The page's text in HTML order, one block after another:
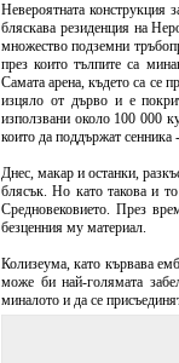
Невероятната конструкция
бляскава резиденция на
множество подземни
през които тълпите са
Самата арена, където са се
изцяло от дърво и е
използвани около 100 000
които да поддържат сенника
Днес, макар и останки,
блясък. Но като такова и
Средновековието. През
безценния му материал.
Колизеума, като кървава
може би най-голямата
миналото и да се